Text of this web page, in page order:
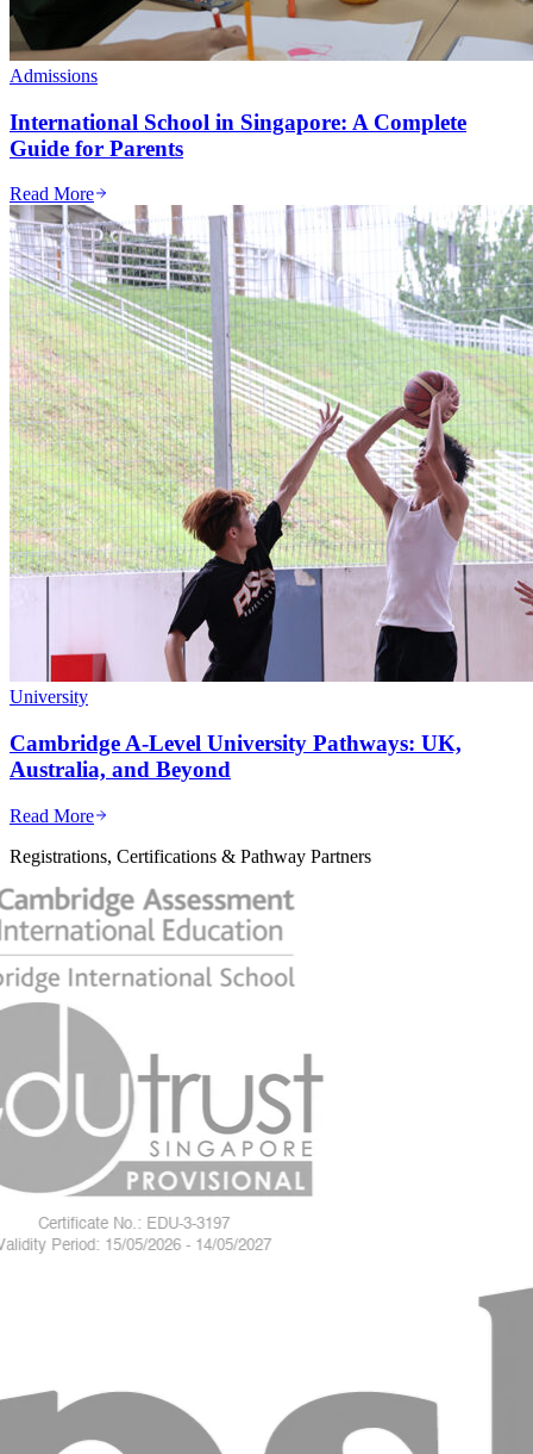
Admissions
International School in Singapore: A Complete
Guide for Parents
Read More
University
Cambridge A-Level University Pathways: UK,
Australia, and Beyond
Read More
Registrations, Certifications & Pathway Partners